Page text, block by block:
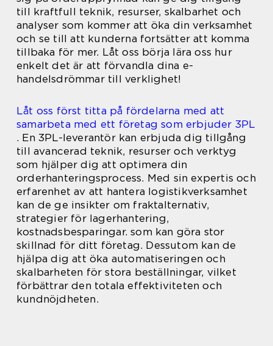
till kraftfull teknik, resurser, skalbarhet och
analyser som kommer att öka din verksamhet
och se till att kunderna fortsätter att komma
tillbaka för mer. Låt oss börja lära oss hur
enkelt det är att förvandla dina e-
handelsdrömmar till verklighet!
Låt oss först titta på fördelarna med att
samarbeta med ett företag som erbjuder 3PL
. En 3PL-leverantör kan erbjuda dig tillgång
till avancerad teknik, resurser och verktyg
som hjälper dig att optimera din
orderhanteringsprocess. Med sin expertis och
erfarenhet av att hantera logistikverksamhet
kan de ge insikter om fraktalternativ,
strategier för lagerhantering,
kostnadsbesparingar. som kan göra stor
skillnad för ditt företag. Dessutom kan de
hjälpa dig att öka automatiseringen och
skalbarheten för stora beställningar, vilket
förbättrar den totala effektiviteten och
kundnöjdheten.